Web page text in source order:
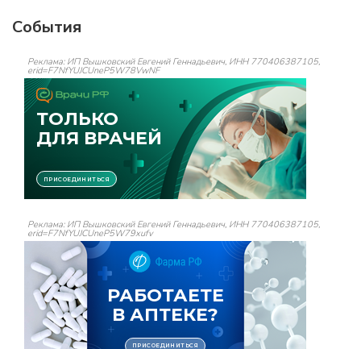
События
Реклама: ИП Вышковский Евгений Геннадьевич, ИНН 770406387105,
erid=F7NfYUJCUneP5W78VwNF
Реклама: ИП Вышковский Евгений Геннадьевич, ИНН 770406387105,
erid=F7NfYUJCUneP5W79xufv